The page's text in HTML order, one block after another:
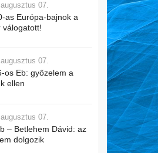
07.
as Európa-bajnok a
válogatott!
07.
os Eb: győzelem a
ellen
07.
– Betlehem Dávid: az
dolgozik